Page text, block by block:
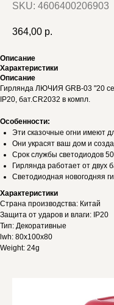
SKU: 4606400206903
364,00 р.
Описание
Характеристики
Описание
Гирлянда ЛЮЧИЯ GRB-03 "20
IP20, бат.CR2032 в компл.
Особенности:
Эти сказочные огни имеют
Они украсят ваш дом и
Срок службы светодиодов
Гирлянда работает от двух
Светодиодная новогодняя
Характеристики
Страна производства: Китай
Защита от ударов и влаги: IP20
Тип: Декоративные
lwh: 80x100x80
Weight: 24g